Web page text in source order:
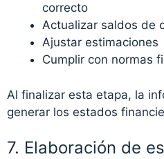
correcto
Actualizar saldos de
Ajustar estimaciones
Cumplir con normas
Al finalizar esta etapa, la
generar los estados
7. Elaboración de